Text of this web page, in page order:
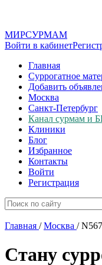
МИРСУРМАМ
Войти в кабинет
Главная
Суррогатное
Добавить
Москва
Санкт-Петербург
Канал сурмам и
Клиники
Блог
Избранное
Контакты
Войти
Регистрация
Главная / Москва /
Стану